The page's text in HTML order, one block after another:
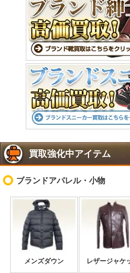
買取強化中アイテム
ブランドアパレル・小物
メンズダウン レザージャケ